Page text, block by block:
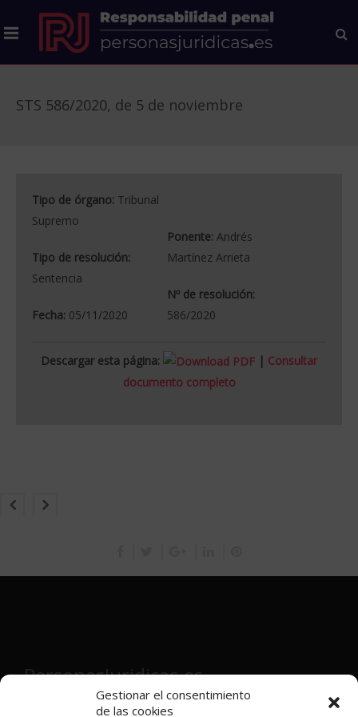
Gestionar el consentimiento
de las cookies
STS 586/2020, de 5 de noviembre
Tipo de órgano: Tribunal
Supremo
Tipo de resolución:
Sentencia
Fecha: 05/11/2020
Ponente:Andrés
Martínez Arrieta
Nº de resolución:
586/2020
Descargar esta página: | Consultar
documento completo
PersonasJuridicas.es